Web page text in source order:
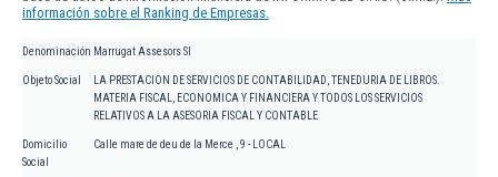
información sobre el Ranking de Empresas.
Denominación Marrugat Assesors Sl
Objeto Social
LA PRESTACION DE SERVICIOS DE CONTABILIDAD, TENEDURIA DE LIBROS.
MATERIA FISCAL, ECONOMICA Y FINANCIERA Y TODOS LOS SERVICIOS
RELATIVOS A LA ASESORIA FISCAL Y CONTABLE
Domicilio
Social
Calle mare de deu de la Merce , 9 - LOCAL